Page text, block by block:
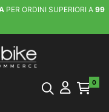
PER ORDINI SUPERIORI A 99
0